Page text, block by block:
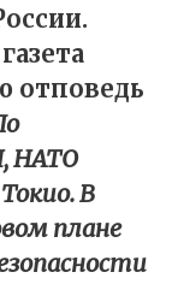
отповедь
НАТО
В
плане